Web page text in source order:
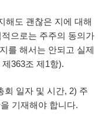
해도 괜찮은 지에 대해
으로는 주주의 동의가
를 해서는 안되고 실제
363조 제1항).
회 일자 및 시간, 2) 주
기재해야 합니다.